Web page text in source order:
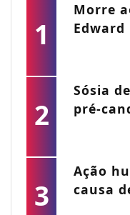
1
Morre
2
Sósia
pré-
3
Ação
causa